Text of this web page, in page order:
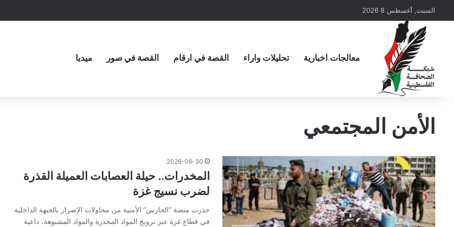
السبت, أغسطس 8 2026
معالجات اخبارية تحليلات واراء القصة في ارقام القصة في صور ميديا
الأمن المجتمعي
2026-06-30
المخدرات.. حيلة العصابات العميلة القذرة
لضرب نسيج غزة
حذرت منصة “الحارس” الأمنية من محاولات الإضرار بالجبهة الداخلية
في قطاع غزة عبر ترويج المواد المخدرة والمواد المشبوهة، داعية